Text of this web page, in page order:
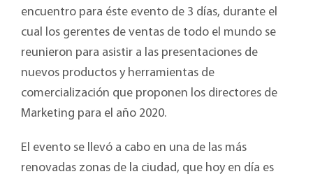
encuentro para éste evento de 3 días, durante el
cual los gerentes de ventas de todo el mundo se
reunieron para asistir a las presentaciones de
nuevos productos y herramientas de
comercialización que proponen los directores de
Marketing para el año 2020.
El evento se llevó a cabo en una de las más
renovadas zonas de la ciudad, que hoy en día es